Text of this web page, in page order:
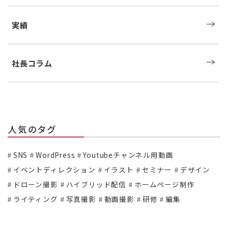
実績
社長コラム
人気のタグ
SNS WordPress
Youtubeチャンネル用動画
イベントディレクション
イラスト セミナー
デザイン
ドローン撮影
ハイブリッド配信
ホームページ制作
ライティング
写真撮影 動画撮影 研修 編集